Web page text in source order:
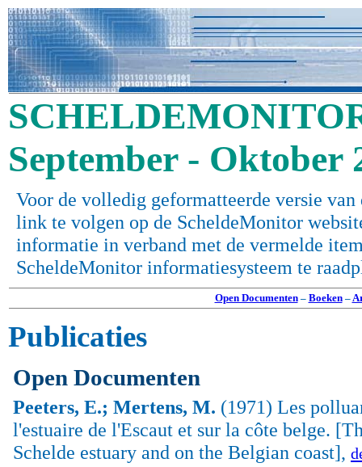
September - Oktober
Voor de volledig geformatteerde versie
link te volgen op de ScheldeMonitor
informatie in verband met de vermelde
ScheldeMonitor informatiesysteem te
Open Documenten– Boeken–
Publicaties
Open Documenten
Peeters, E.; Mertens, M. (1971) Les
l'estuaire de l'Escaut et sur la côte belge.
Schelde estuary and on the Belgian coast],